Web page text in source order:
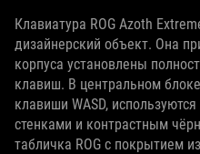
Клавиатура ROG Azoth
дизайнерский объект. Она
корпуса установлены
клавиш. В центральном
клавиши WASD,
стенками и контрастным
табличка ROG с покрытием